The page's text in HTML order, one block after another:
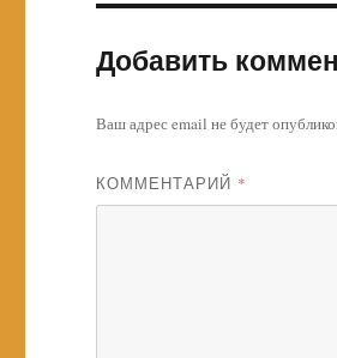
Добавить
Ваш адрес email не будет
КОММЕНТАРИЙ *